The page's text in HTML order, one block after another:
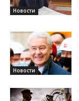
Новости
Новости